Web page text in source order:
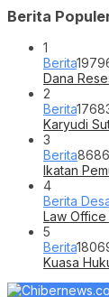
Berita
1
Berita
Dana
2
Berita
Karyudi
3
Berita
Ikatan
4
Berita
Law Office
5
Berita
Kuasa